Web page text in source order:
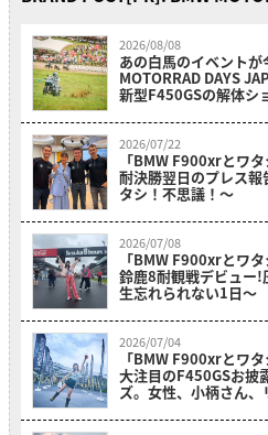
2026/08/08
あの白馬のイベント
MOTORRAD DAYS
新型F450GSの解体シ
2026/07/22
「BMW F900xrとワ
耐決勝翌日のプレス
タシ！不思議！〜
2026/07/08
「BMW F900xrとワ
鈴鹿8耐観戦デビュー!
生忘れられない1日〜
2026/07/04
「BMW F900xrとワ
大注目のF450GSお披
ズ。女性、小柄さん